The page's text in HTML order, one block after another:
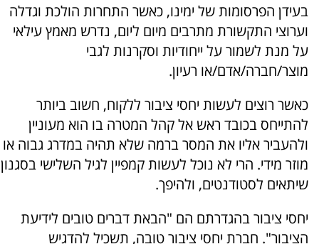
בעידן הפרסומות של ימינו, כאשר התחרות הולכת וגדלה
וערוצי התקשורת מתרבים מיום ליום, נדרש מאמץ עילאי
על מנת לשמור על ייחודיות וסקרנות לגבי
מוצר/חברה/אדם/או רעיון.
כאשר רוצים לעשות יחסי ציבור ללקוח, חשוב ביותר
להתייחס בכובד ראש אל קהל המטרה בו הוא מעוניין
ולהעביר אליו את המסר ברמה שלא תהיה במדרג גבוה או
מוזר מידי. הרי לא נוכל לעשות קמפיין לגיל השלישי בסגנון
שיתאים לסטודנטים, ולהיפך.
יחסי ציבור בהגדרתם הם "הבאת דברים טובים לידיעת
הציבור". חברת יחסי ציבור טובה, תשכיל להדגיש